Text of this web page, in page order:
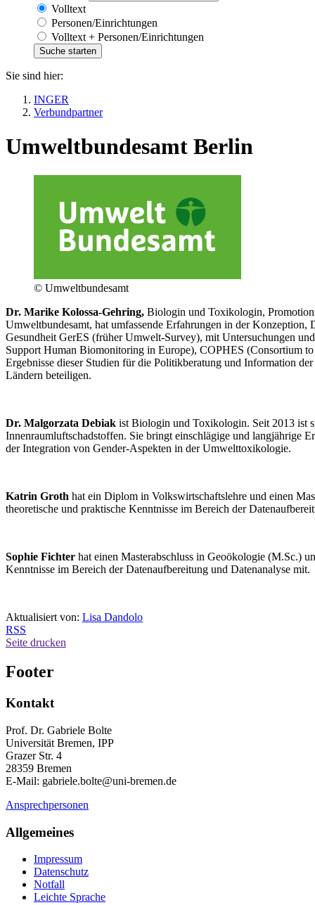
Volltext
Personen/Einrichtungen
Volltext + Personen/Einrichtungen
Sie sind hier:
INGER
Verbundpartner
Umweltbundesamt Berlin
© Umweltbundesamt
Dr. Marike Kolossa-Gehring, Biologin und Toxikologin, Promotion
Umweltbundesamt, hat umfassende Erfahrungen in der
Gesundheit GerES (früher Umwelt-Survey), mit Untersuchungen
Support Human Biomonitoring in Europe), COPHES (Consortium
Ergebnisse dieser Studien für die Politikberatung und Information
Ländern beteiligen.
Dr. Malgorzata Debiak ist Biologin und Toxikologin. Seit 2013 ist
Innenraumluftschadstoffen. Sie bringt einschlägige und langjährige
der Integration von Gender-Aspekten in der Umwelttoxikologie.
Katrin Groth hat ein Diplom in Volkswirtschaftslehre und einen
theoretische und praktische Kenntnisse im Bereich der
Sophie Fichter hat einen Masterabschluss in Geoökologie (M.Sc.)
Kenntnisse im Bereich der Datenaufbereitung und Datenanalyse mit.
Aktualisiert von: Lisa Dandolo
RSS
Seite drucken
Footer
Kontakt
Prof. Dr. Gabriele Bolte
Universität Bremen, IPP
Grazer Str. 4
28359 Bremen
E-Mail: gabriele.bolte@uni-bremen.de
Ansprechpersonen
Allgemeines
Impressum
Datenschutz
Notfall
Leichte Sprache